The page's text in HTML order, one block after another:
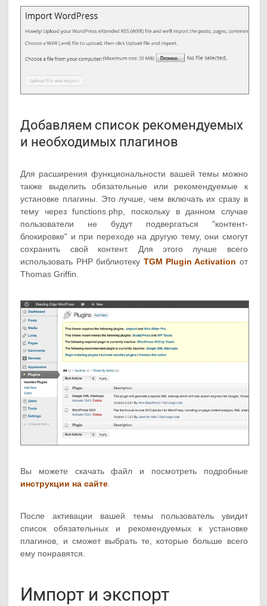
Добавляем список рекомендуемых
и необходимых плагинов
Для расширения функциональности вашей темы можно
также выделить обязательные или рекомендуемые к
установке плагины. Это лучше, чем включать их сразу в
тему через functions.php, поскольку в данном случае
пользователи не будут подвергаться "контент-
блокировке" и при переходе на другую тему, они смогут
сохранить свой контент. Для этого лучше всего
использовать PHP библиотеку TGM Plugin Activation от
Thomas Griffin.
Вы можете скачать файл и посмотреть подробные
инструкции на сайте.
После активации вашей темы пользователь увидит
список обязательных и рекомендуемых к установке
плагинов, и сможет выбрать те, которые больше всего
ему понравятся.
Импорт и экспорт